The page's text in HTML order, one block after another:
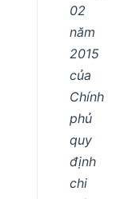
02
năm
2015
của
Chính
phủ
quy
định
chi